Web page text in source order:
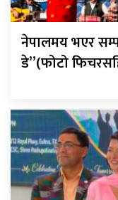
नेपालमय भएर
डे”(फोटो